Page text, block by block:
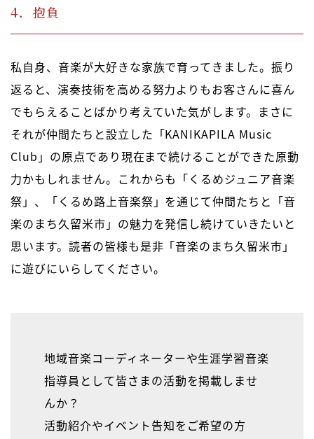
4．抱負
私自身、音楽が大好きな家族で育ってきました。振り
返ると、演奏技術を高める努力よりもお客さんに喜ん
でもらえることばかり考えていた気がします。まさに
それが仲間たちと設立した「KANIKAPILA Music
Club」の原点であり現在まで続けることができた原動
力かもしれません。これからも「くるめジュニア音楽
祭」、「くるめ路上音楽祭」を通じて仲間たちと「音
楽のまち久留米市」の魅力を発信し続けていきたいと
思います。読者の皆様も是非「音楽のまち久留米市」
に遊びにいらしてください。
地域音楽コーディネーターや生涯学習音楽
指導員として皆さまの活動を掲載しませ
んか？
活動紹介やイベント告知をご希望の方